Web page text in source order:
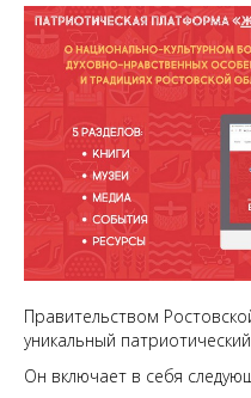
Правительством
уникальный
Он включает в себя